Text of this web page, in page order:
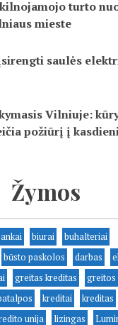
turto
mieste
saulės
Vilniuje:
požiūrį į
Žymos
biurai
buhalteriai
būsto paskolos darbas
greitas kreditas greitos
kreditai
kreditas
unija lizingas